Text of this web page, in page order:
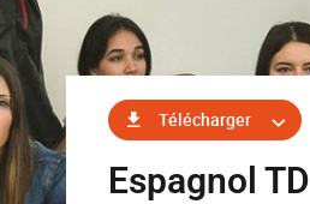
Télécharger
Espagnol TD